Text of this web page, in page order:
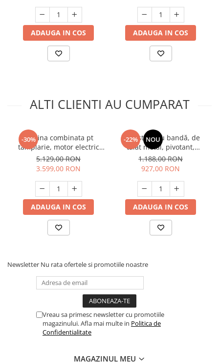
ADAUGA IN COS ADAUGA IN COS
ALTI CLIENTI AU CUMPARAT
-30%
Masina combinata pt
tamplarie, motor electric
asincron, 2200W, Raider
RD-CWM01, Profesional
5.129,00 RON
3.599,00 RON
ADAUGA IN COS
-22% NOU
Fierăstrău cu bandă, de
tăiat metal, pivotant,
1200W, Raider RDP-BSM01
1.188,00 RON
927,00 RON
ADAUGA IN COS
Newsletter Nu rata ofertele si promotiile noastre
Vreau sa primesc newsletter cu promotiile
magazinului. Afla mai multe in Politica de
Confidentialitate
MAGAZINUL MEU